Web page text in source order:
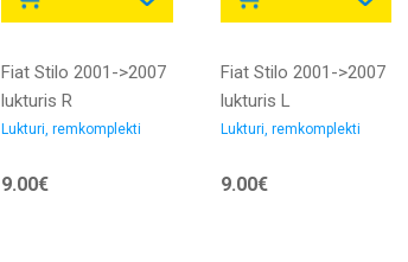
Fiat Stilo 2001->2007
lukturis R
remkomplekts
Lukturi, remkomplekti
9.00€
Fiat Stilo 2001->2007
lukturis L
remkomplekts
Lukturi, remkomplekti
9.00€